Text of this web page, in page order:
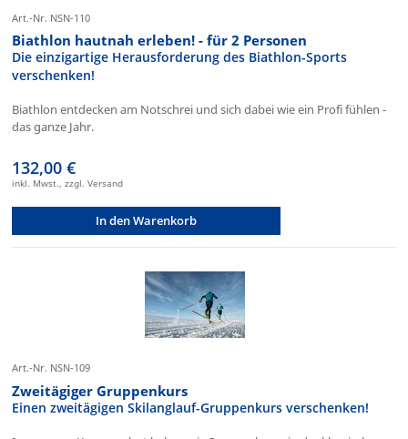
Art.-Nr. NSN-110
Biathlon hautnah erleben! - für 2 Personen
Die einzigartige Herausforderung des Biathlon-Sports
verschenken!
Biathlon entdecken am Notschrei und sich dabei wie ein Profi fühlen -
das ganze Jahr.
132,00 €
inkl. Mwst., zzgl. Versand
In den Warenkorb
Art.-Nr. NSN-109
Zweitägiger Gruppenkurs
Einen zweitägigen Skilanglauf-Gruppenkurs verschenken!